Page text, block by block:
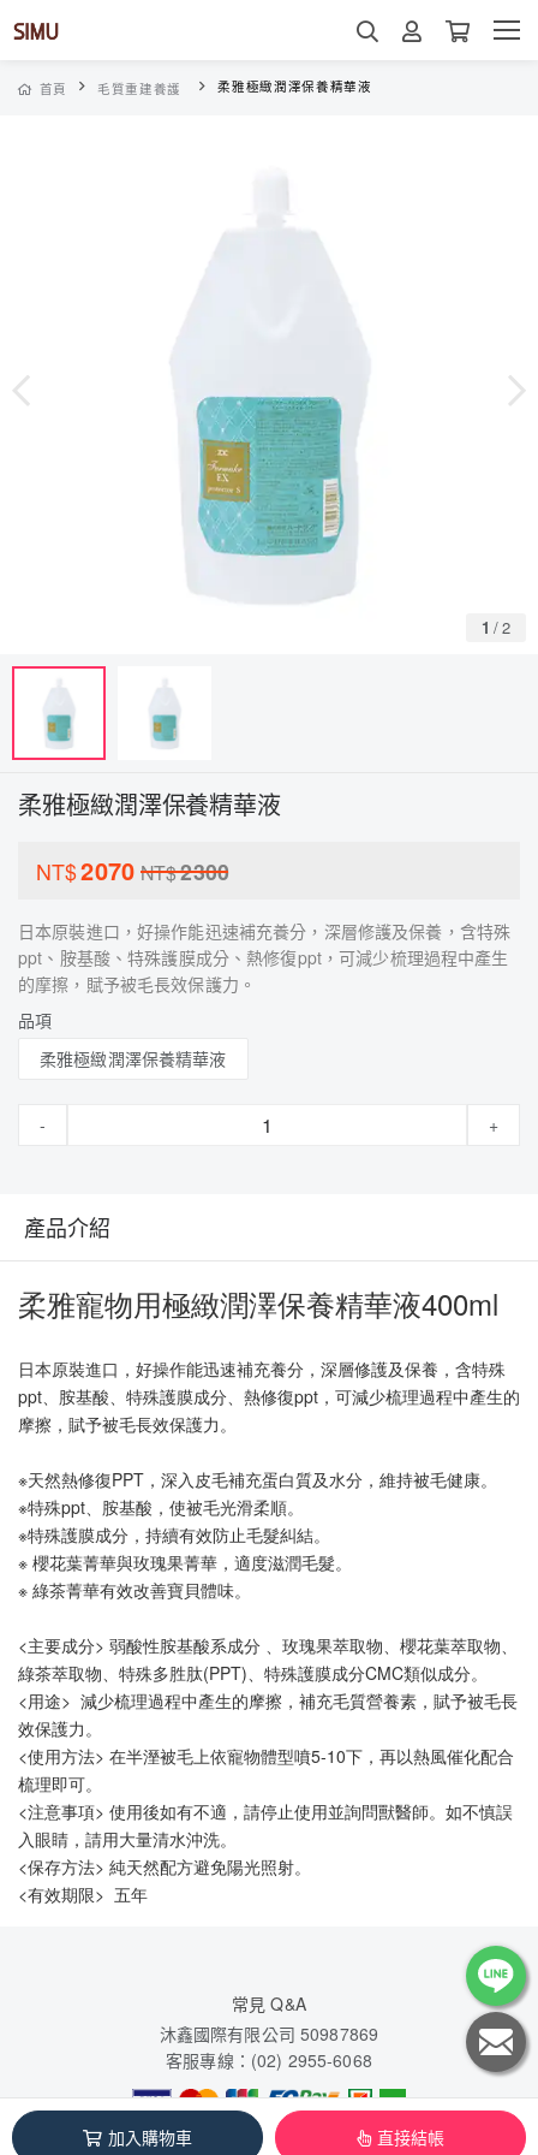
首頁 毛質重建養護 柔雅極緻潤澤保養精華液
1 /2
柔雅極緻潤澤保養精華液
NT$2070 NT$2300
日本原裝進口，好操作能迅速補充養分，深層修護及保養，含特殊
ppt、胺基酸、特殊護膜成分、熱修復ppt，可減少梳理過程中產生
的摩擦，賦予被毛長效保護力。
品項
柔雅極緻潤澤保養精華液
- +
加入購物車 直接結帳
產品介紹
柔雅寵物用極緻潤澤保養精華液400ml
日本原裝進口，好操作能迅速補充養分，深層修護及保養，含特殊
ppt、胺基酸、特殊護膜成分、熱修復ppt，可減少梳理過程中產生的
摩擦，賦予被毛長效保護力。
※天然熱修復PPT，深入皮毛補充蛋白質及水分，維持被毛健康。
※特殊ppt、胺基酸，使被毛光滑柔順。
※特殊護膜成分，持續有效防止毛髮糾結。
※ 櫻花葉菁華與玫瑰果菁華，適度滋潤毛髮。
※ 綠茶菁華有效改善寶貝體味。
<主要成分> 弱酸性胺基酸系成分 、玫瑰果萃取物、櫻花葉萃取物、
綠茶萃取物、特殊多胜肽(PPT)、特殊護膜成分CMC類似成分。
<用途>  減少梳理過程中產生的摩擦，補充毛質營養素，賦予被毛長
效保護力。
<使用方法> 在半溼被毛上依寵物體型噴5-10下，再以熱風催化配合
梳理即可。
<注意事項> 使用後如有不適，請停止使用並詢問獸醫師。如不慎誤
入眼睛，請用大量清水沖洗。
<保存方法> 純天然配方避免陽光照射。
<有效期限>  五年
常見 Q&A
沐鑫國際有限公司 50987869
客服專線：(02) 2955-6068